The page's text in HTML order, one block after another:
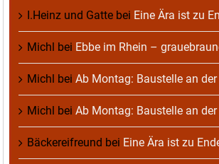
I.Heinz und Gatte bei Eine Ära ist zu
Michl bei Ebbe im Rhein –
Michl bei Ab Montag: Baustelle an
Michl bei Ab Montag: Baustelle an
Bäckereifreund bei Eine Ära ist zu